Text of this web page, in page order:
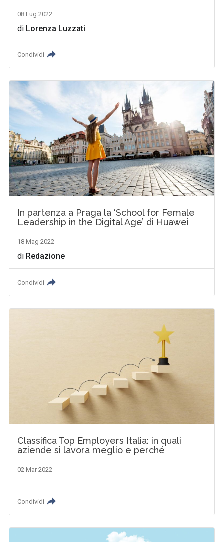
08 Lug 2022
di Lorenza Luzzati
Condividi
In partenza a Praga la ‘School for Female
Leadership in the Digital Age’ di Huawei
18 Mag 2022
di Redazione
Condividi
Classifica Top Employers Italia: in quali
aziende si lavora meglio e perché
02 Mar 2022
Condividi